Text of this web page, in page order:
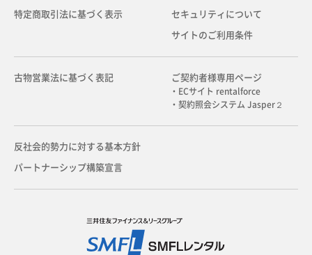
特定商取引法に基づく表示 セキュリティについて
サイトのご利用条件
古物営業法に基づく表記 ご契約者様専用ページ
・ECサイト rentalforce
・契約照会システム Jasper２
反社会的勢力に対する基本方針
パートナーシップ構築宣言